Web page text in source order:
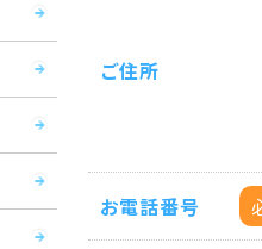
ご住所
お電話番号